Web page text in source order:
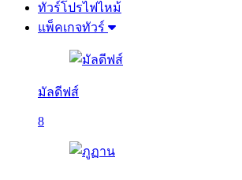
ทัวร์โปรไฟไหม้
แพ็คเกจทัวร์
มัลดีฟส์
8